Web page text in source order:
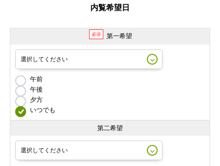
内覧希望日
必須 第一希望
午前
午後
夕方
いつでも
第二希望